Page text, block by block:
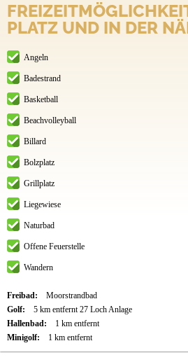
PLATZ UND IN DER
Angeln
Badestrand
Basketball
Beachvolleyball
Billard
Bolzplatz
Grillplatz
Liegewiese
Naturbad
Offene Feuerstelle
Wandern
Freibad:
Moorstrandbad
Golf:
5 km entfernt 27 Loch Anlage
Hallenbad:
1 km entfernt
Minigolf:
1 km entfernt